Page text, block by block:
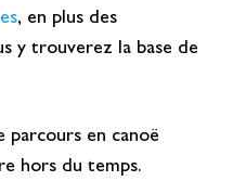
, en plus des
y trouverez la base de
parcours en canoë
hors du temps.